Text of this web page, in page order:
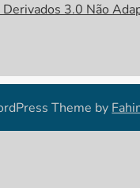
Derivados 3.0 Não
Theme by